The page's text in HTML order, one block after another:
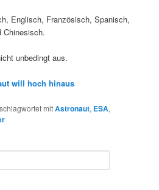
Englisch, Französisch, Spanisch,
Chinesisch.
unbedingt aus.
will hoch hinaus
mitAstronaut, ESA,